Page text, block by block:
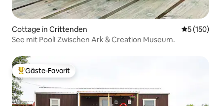
Cottage in Crittenden
5 (150)
See mit Pool! Zwischen Ark & Creation Museum.
Beliebter Gäste-Favorit.
Gäste-Favorit